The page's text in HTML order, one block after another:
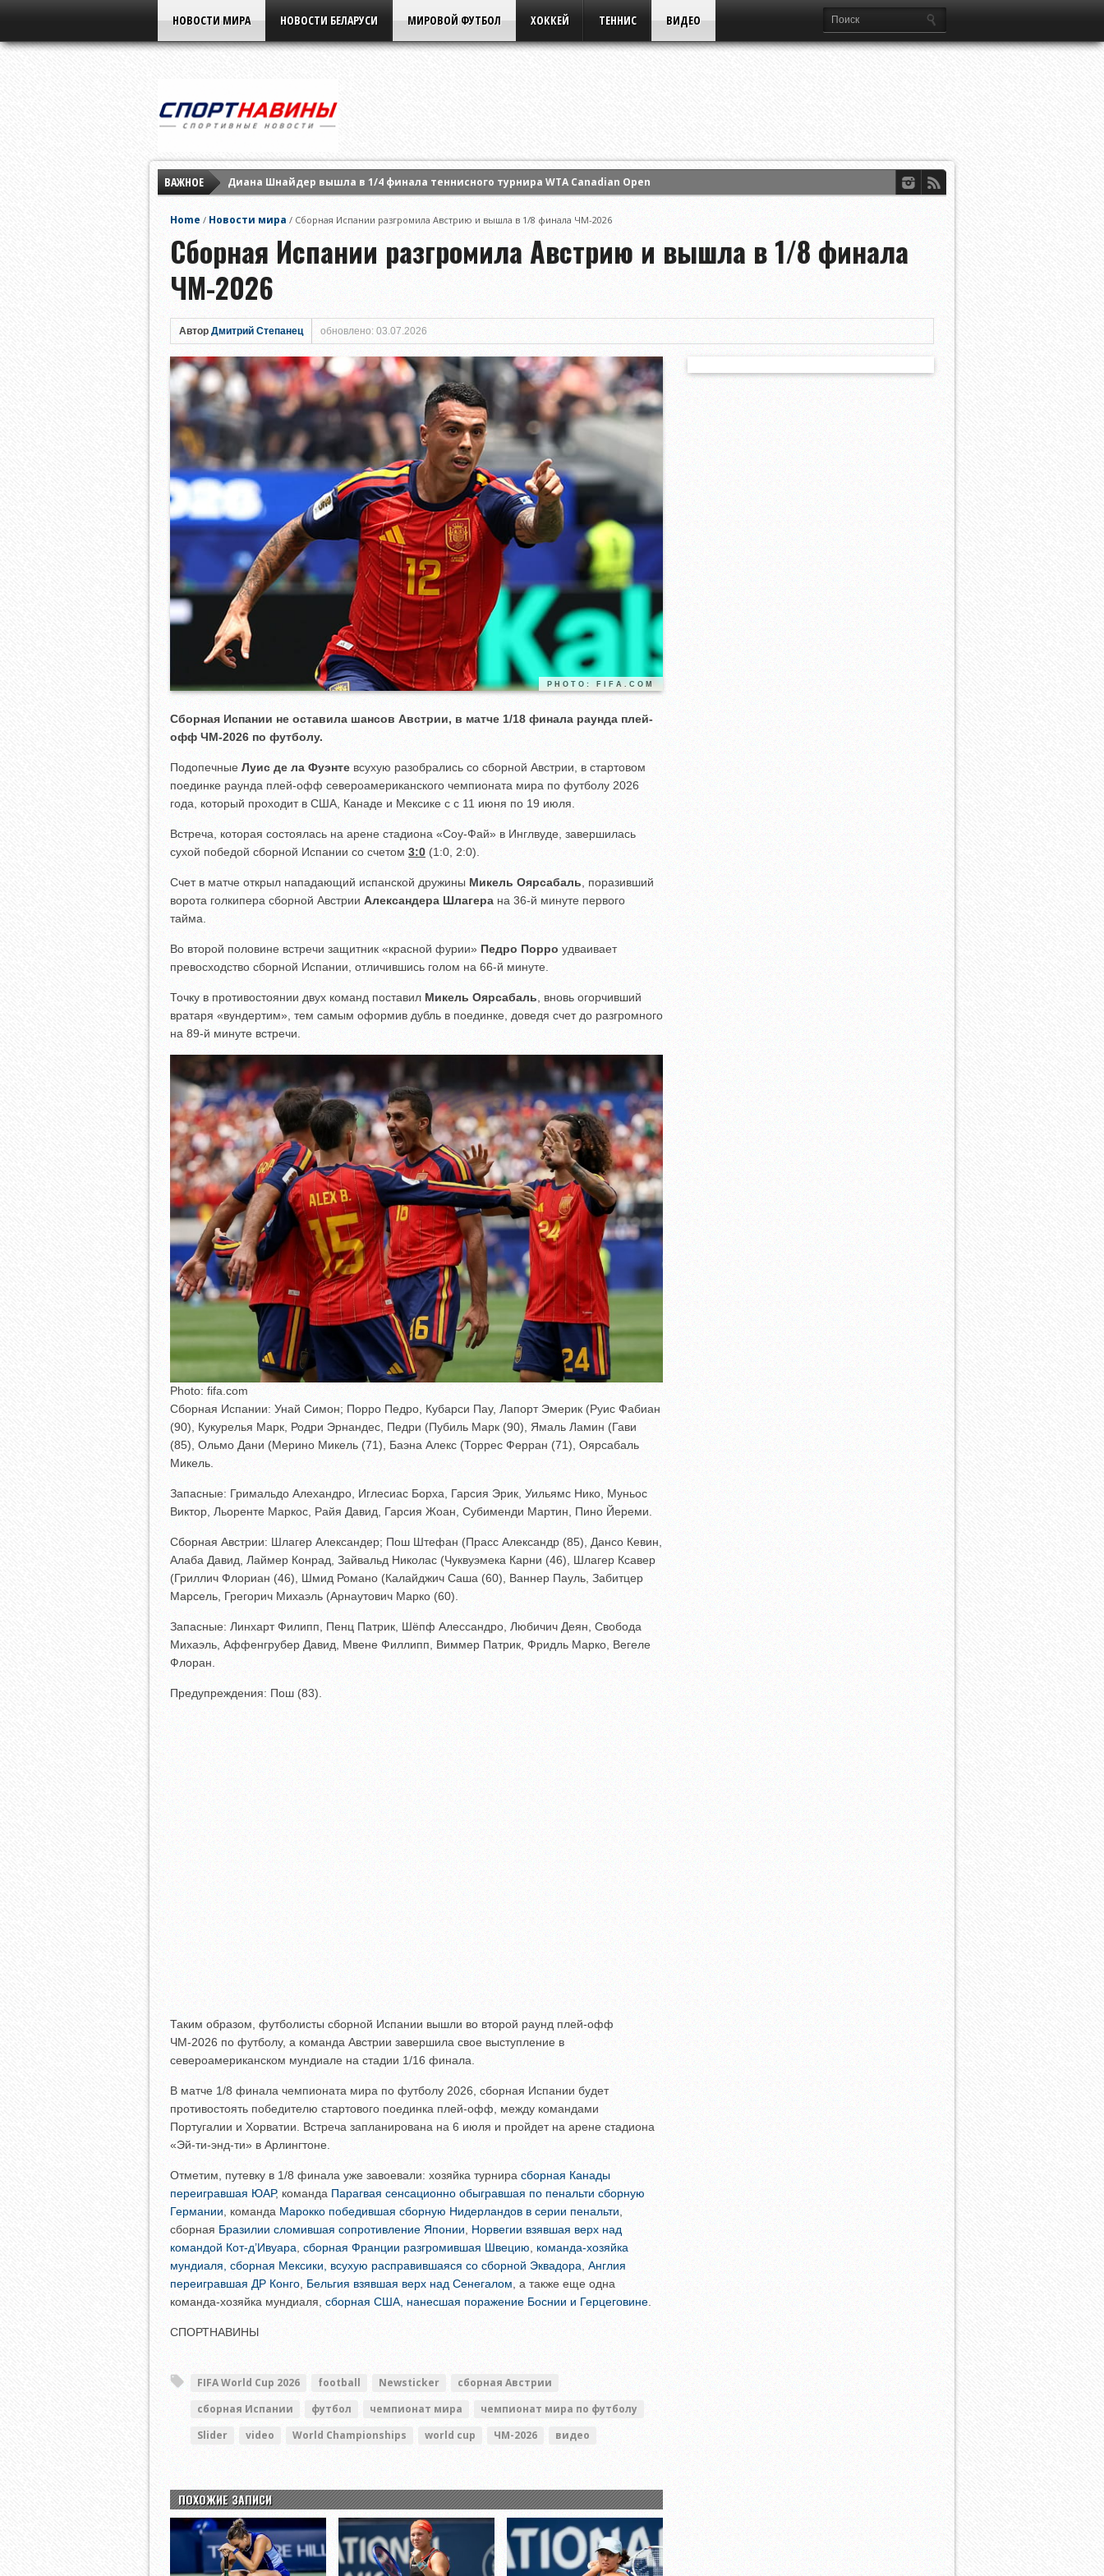
НОВОСТИ МИРА НОВОСТИ БЕЛАРУСИ МИРОВОЙ ФУТБОЛ ХОККЕЙ ТЕННИС ВИДЕО
ВАЖНОЕ
Диана Шнайдер вышла в 1/4 финала теннисного турнира WTA Canadian Open
Home / Новости мира / Сборная Испании разгромила Австрию и вышла в 1/8 финала ЧМ-2026
Сборная Испании разгромила Австрию и вышла в 1/8 финала
ЧМ-2026
Автор Дмитрий Степанец обновлено: 03.07.2026
PHOTO: FIFA.COM
Сборная Испании не оставила шансов Австрии, в матче 1/18 финала раунда плей-
офф ЧМ-2026 по футболу.
Подопечные Луис де ла Фуэнте всухую разобрались со сборной Австрии, в стартовом
поединке раунда плей-офф североамериканского чемпионата мира по футболу 2026
года, который проходит в США, Канаде и Мексике с с 11 июня по 19 июля.
Встреча, которая состоялась на арене стадиона «Соу-Фай» в Инглвуде, завершилась
сухой победой сборной Испании со счетом 3:0 (1:0, 2:0).
Счет в матче открыл нападающий испанской дружины Микель Оярсабаль, поразивший
ворота голкипера сборной Австрии Александера Шлагера на 36-й минуте первого
тайма.
Во второй половине встречи защитник «красной фурии» Педро Порро удваивает
превосходство сборной Испании, отличившись голом на 66-й минуте.
Точку в противостоянии двух команд поставил Микель Оярсабаль, вновь огорчивший
вратаря «вундертим», тем самым оформив дубль в поединке, доведя счет до разгромного
на 89-й минуте встречи.
Photo: fifa.com
Сборная Испании: Унай Симон; Порро Педро, Кубарси Пау, Лапорт Эмерик (Руис Фабиан
(90), Кукурелья Марк, Родри Эрнандес, Педри (Пубиль Марк (90), Ямаль Ламин (Гави
(85), Ольмо Дани (Мерино Микель (71), Баэна Алекс (Торрес Ферран (71), Оярсабаль
Микель.
Запасные: Гримальдо Алехандро, Иглесиас Борха, Гарсия Эрик, Уильямс Нико, Муньос
Виктор, Льоренте Маркос, Райя Давид, Гарсия Жоан, Субименди Мартин, Пино Йереми.
Сборная Австрии: Шлагер Александер; Пош Штефан (Прасс Александр (85), Дансо Кевин,
Алаба Давид, Лаймер Конрад, Зайвальд Николас (Чуквуэмека Карни (46), Шлагер Ксавер
(Гриллич Флориан (46), Шмид Романо (Калайджич Саша (60), Ваннер Пауль, Забитцер
Марсель, Грегорич Михаэль (Арнаутович Марко (60).
Запасные: Линхарт Филипп, Пенц Патрик, Шёпф Алессандро, Любичич Деян, Свобода
Михаэль, Аффенгрубер Давид, Мвене Филлипп, Виммер Патрик, Фридль Марко, Вегеле
Флоран.
Предупреждения: Пош (83).
Таким образом, футболисты сборной Испании вышли во второй раунд плей-офф
ЧМ-2026 по футболу, а команда Австрии завершила свое выступление в
североамериканском мундиале на стадии 1/16 финала.
В матче 1/8 финала чемпионата мира по футболу 2026, сборная Испании будет
противостоять победителю стартового поединка плей-офф, между командами
Португалии и Хорватии. Встреча запланирована на 6 июля и пройдет на арене стадиона
«Эй-ти-энд-ти» в Арлингтоне.
Отметим, путевку в 1/8 финала уже завоевали: хозяйка турнира сборная Канады
переигравшая ЮАР, команда Парагвая сенсационно обыгравшая по пенальти сборную
Германии, команда Марокко победившая сборную Нидерландов в серии пенальти,
сборная Бразилии сломившая сопротивление Японии, Норвегии взявшая верх над
командой Кот-д’Ивуара, сборная Франции разгромившая Швецию, команда-хозяйка
мундиаля, сборная Мексики, всухую расправившаяся со сборной Эквадора, Англия
переигравшая ДР Конго, Бельгия взявшая верх над Сенегалом, а также еще одна
команда-хозяйка мундиаля, сборная США, нанесшая поражение Боснии и Герцеговине.
СПОРТНАВИНЫ
FIFA World Cup 2026 football Newsticker
сборная Австрии
сборная Испании
футбол чемпионат мира
чемпионат мира по футболу
Slider
video World Championships world cup ЧМ-2026 видео
ПОХОЖИЕ ЗАПИСИ